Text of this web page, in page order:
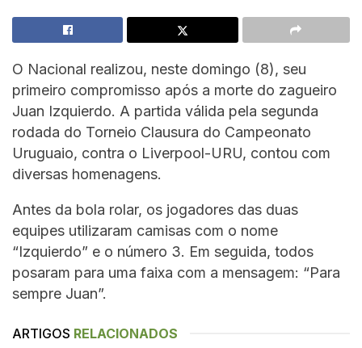
O Nacional realizou, neste domingo (8), seu
primeiro compromisso após a morte do zagueiro
Juan Izquierdo. A partida válida pela segunda
rodada do Torneio Clausura do Campeonato
Uruguaio, contra o Liverpool-URU, contou com
diversas homenagens.
Antes da bola rolar, os jogadores das duas
equipes utilizaram camisas com o nome
“Izquierdo” e o número 3. Em seguida, todos
posaram para uma faixa com a mensagem: “Para
sempre Juan”.
ARTIGOS RELACIONADOS